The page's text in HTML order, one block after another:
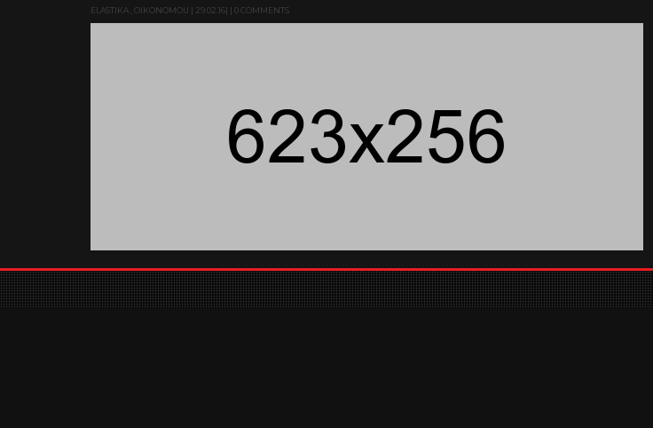
ELASTIKA_OIKONOMOU | 29.02.16| | 0 COMMENTS